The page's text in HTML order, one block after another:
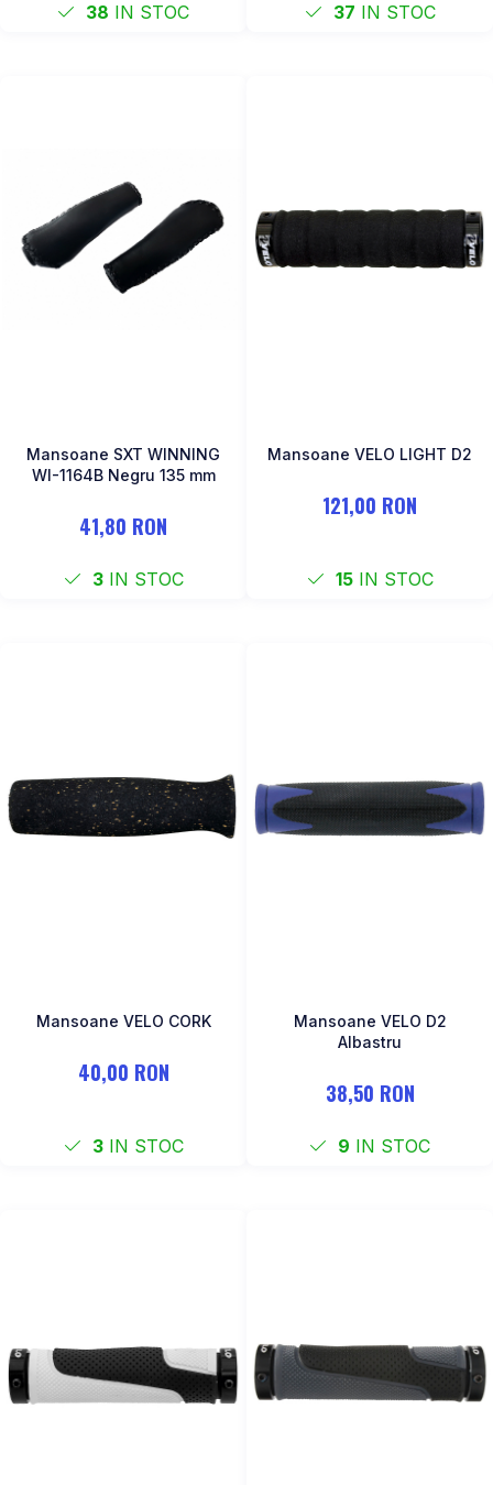
38 IN STOC 37 IN STOC
Mansoane SXT WINNING
WI-1164B Negru 135 mm
41,80 RON
3IN STOC
Mansoane VELO LIGHT D2
121,00 RON
15IN STOC
Mansoane VELO CORK
40,00 RON
3IN STOC
Mansoane VELO D2
Albastru
38,50 RON
9 IN STOC